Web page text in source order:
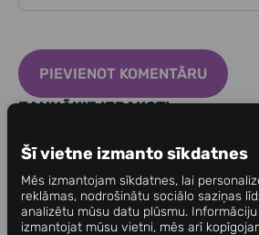
Šī vietne izmanto sīkdatnes
Mēs izmantojam sīkdatnes, lai
reklāmas, nodrošinātu sociālo saziņas
analizētu mūsu datu plūsmu.
izmantojat mūsu vietni, mēs arī
JAUNĀKIE IERAKSTI
Kā cīnīties ar bezmiegu un uzlabot
5. novembris. 2025
Kā bezmiegs ietekmē svaru?
28. augusts. 2025